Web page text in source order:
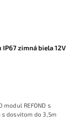
zimná biela 12V
REFOND s
dosvitom do 3,5m